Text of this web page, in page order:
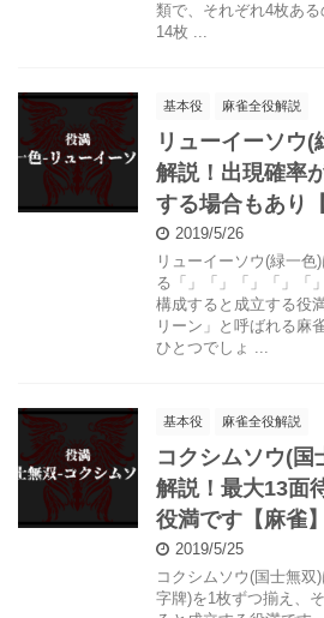
類で、それぞれ4枚あ
14枚 ...
基本役 麻雀全役解説
リューイーソウ
解説！出現確率
する場合もあり
2019/5/26
リューイーソウ(緑一
る「」「」「」「」「
構成すると成立する役
リーン」と呼ばれる麻
ひとつでしょ ...
基本役 麻雀全役解説
コクシムソウ(国
解説！最大13面
役満です【麻雀】
2019/5/25
コクシムソウ(国士無双
字牌)を1枚ずつ揃え、